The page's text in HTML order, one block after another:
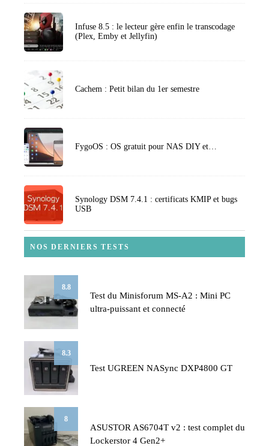
Infuse 8.5 : le lecteur gère enfin le transcodage
(Plex, Emby et Jellyfin)
Cachem : Petit bilan du 1er semestre
FygoOS : OS gratuit pour NAS DIY et…
Synology DSM 7.4.1 : certificats KMIP et bugs
USB
NOS DERNIERS TESTS
8.8
Test du Minisforum MS-A2 : Mini PC
ultra-puissant et connecté
8.3
Test UGREEN NASync DXP4800 GT
8
ASUSTOR AS6704T v2 : test complet du
Lockerstor 4 Gen2+